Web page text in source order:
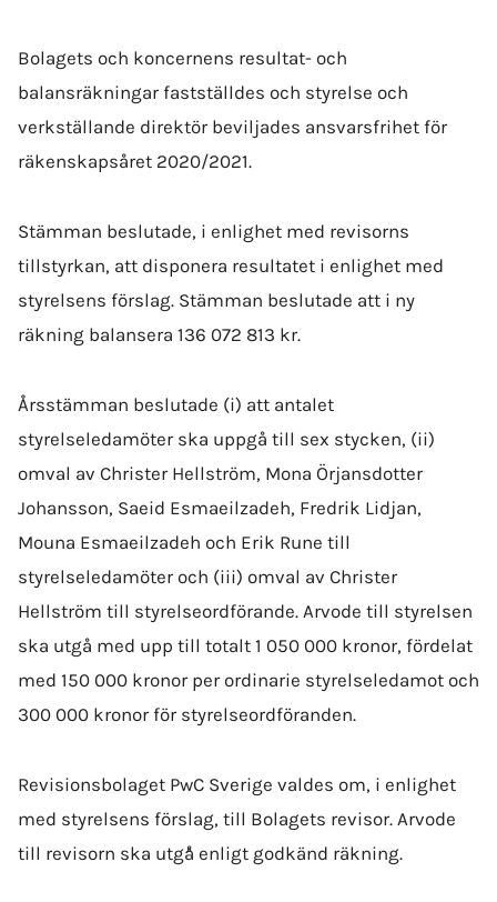
Bolagets och koncernens resultat- och
balansräkningar fastställdes och styrelse och
verkställande direktör beviljades ansvarsfrihet för
räkenskapsåret 2020/2021.
Stämman beslutade, i enlighet med revisorns
tillstyrkan, att disponera resultatet i enlighet med
styrelsens förslag. Stämman beslutade att i ny
räkning balansera 136 072 813 kr.
Årsstämman beslutade (i) att antalet
styrelseledamöter ska uppgå till sex stycken, (ii)
omval av Christer Hellström, Mona Örjansdotter
Johansson, Saeid Esmaeilzadeh, Fredrik Lidjan,
Mouna Esmaeilzadeh och Erik Rune till
styrelseledamöter och (iii) omval av Christer
Hellström till styrelseordförande. Arvode till styrelsen
ska utgå med upp till totalt 1 050 000 kronor, fördelat
med 150 000 kronor per ordinarie styrelseledamot och
300 000 kronor för styrelseordföranden.
Revisionsbolaget PwC Sverige valdes om, i enlighet
med styrelsens förslag, till Bolagets revisor. Arvode
till revisorn ska utgå̊ enligt godkänd räkning.